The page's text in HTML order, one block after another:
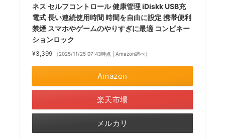
ネス セルフコントロール 健康管理 iDiskk USB充
電式 長い連続使用時間 時間を自由に設定 携帯便利
禁煙 スマホやゲームのやりすぎに最適 コンビネー
ションロック
¥3,399 （2025/11/25 07:43時点 | Amazon調べ）
Amazon
楽天市場
メルカリ